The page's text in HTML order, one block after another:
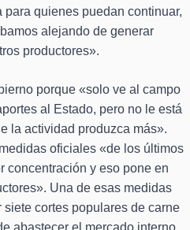
quienes puedan continuar,
alejando de generar
productores».
porque «solo ve al campo
al Estado, pero no le está
la actividad produzca más».
oficiales «de los últimos
concentración y eso pone en
Una de esas medidas
cortes populares de carne
abastecer el mercado interno.